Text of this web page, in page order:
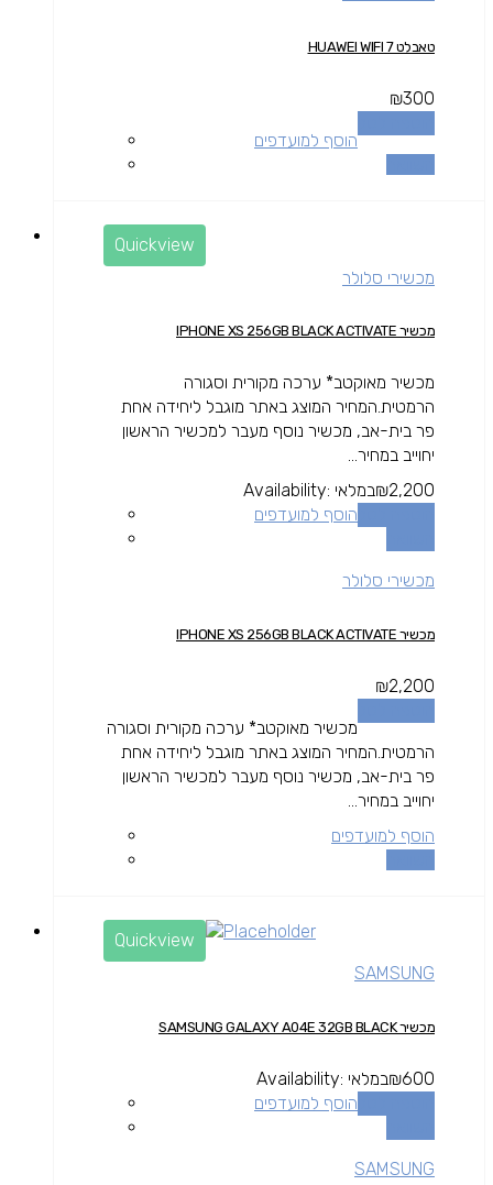
טאבלט HUAWEI WIFI 7
₪300
הוסף למועדפים
Quickview
מכשירי סלולר
מכשיר IPHONE XS 256GB BLACK ACTIVATE
מכשיר מאוקטב* ערכה מקורית וסגורה
הרמטית.המחיר המוצג באתר מוגבל ליחידה אחת
פר בית-אב, מכשיר נוסף מעבר למכשיר הראשון
יחוייב במחיר...
₪2,200
Availability: במלאי
הוסף למועדפים
מכשירי סלולר
מכשיר IPHONE XS 256GB BLACK ACTIVATE
₪2,200
מכשיר מאוקטב* ערכה מקורית וסגורה
הרמטית.המחיר המוצג באתר מוגבל ליחידה אחת
פר בית-אב, מכשיר נוסף מעבר למכשיר הראשון
יחוייב במחיר...
הוסף למועדפים
Quickview
SAMSUNG
מכשיר SAMSUNG GALAXY A04E 32GB BLACK
₪600
Availability: במלאי
הוסף למועדפים
SAMSUNG